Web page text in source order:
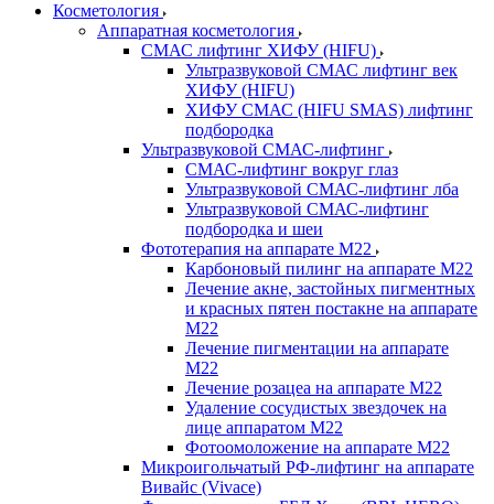
Косметология
Аппаратная косметология
СМАС лифтинг ХИФУ (HIFU)
Ультразвуковой СМАС лифтинг век
ХИФУ (HIFU)
ХИФУ СМАС (HIFU SMAS) лифтинг
подбородка
Ультразвуковой СМАС-лифтинг
СМАС-лифтинг вокруг глаз
Ультразвуковой СМАС-лифтинг лба
Ультразвуковой СМАС-лифтинг
подбородка и шеи
Фототерапия на аппарате M22
Карбоновый пилинг на аппарате М22
Лечение акне, застойных пигментных
и красных пятен постакне на аппарате
М22
Лечение пигментации на аппарате
М22
Лечение розацеа на аппарате М22
Удаление сосудистых звездочек на
лице аппаратом М22
Фотоомоложение на аппарате М22
Микроигольчатый РФ-лифтинг на аппарате
Вивайс (Vivace)